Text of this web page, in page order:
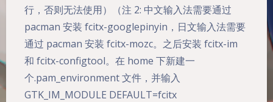
Sans Serif Serif
Small Large
Disa
bled
Suns
et
行，否则无法使用）（注 2: 中文输入法需要通过
pacman 安装 fcitx-googlepinyin，日文输入法需要
通过 pacman 安装 fcitx-mozc。之后安装 fcitx-im
和 fcitx-configtool。在 home 下新建一
个.pam_environment 文件，并输入
GTK_IM_MODULE DEFAULT=fcitx